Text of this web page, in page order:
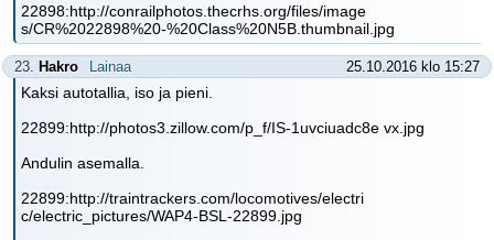
22898:http://conrailphotos.thecrhs.org/files/image
s/CR%2022898%20-%20Class%20N5B.thumbnail.jpg
23. Hakro Lainaa 25.10.2016 klo 15:27
Kaksi autotallia, iso ja pieni.
22899:http://photos3.zillow.com/p_f/IS-1uvciuadc8e vx.jpg
Andulin asemalla.
22899:http://traintrackers.com/locomotives/electri
c/electric_pictures/WAP4-BSL-22899.jpg